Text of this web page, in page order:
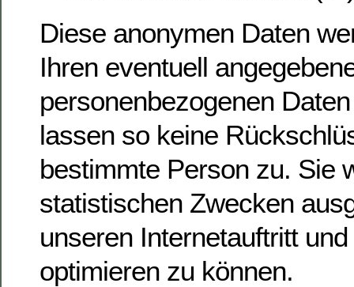
Diese anonymen Daten
Ihren eventuell
personenbezogenen
lassen so keine
bestimmte Person zu. Sie
statistischen Zwecken
unseren Internetauftritt
optimieren zu können.